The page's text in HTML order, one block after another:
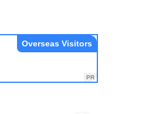
Overseas Visitors